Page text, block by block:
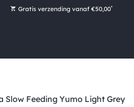
Gratis verzending vanaf €50,00*